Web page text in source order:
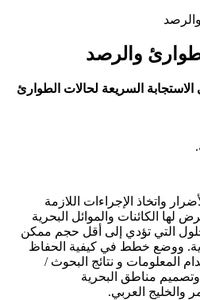
والرصد
السريعة لحالات الطوارئ
واتخاذ الإجراءات اللازمة
لها الكائنات والموائل البحرية
التي تؤدي إلى أقل حجم ممكن
ووضع خطط في كيفية الحفاظ
المعلومات و نتائج البحوث /
مناطق البحرية